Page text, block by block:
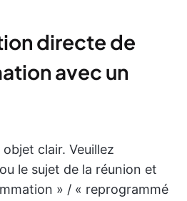
directe de
avec un
clair. Veuillez
le sujet de la réunion et
» / « reprogrammé